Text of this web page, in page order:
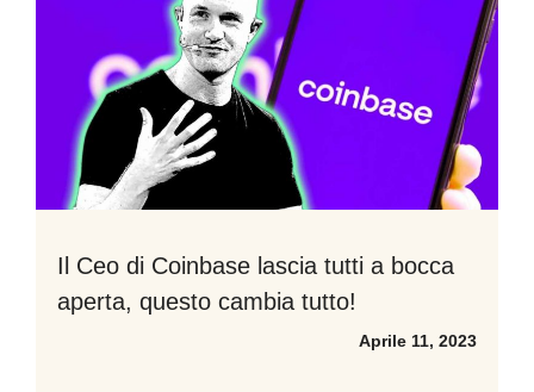
Il Ceo di Coinbase lascia tutti a bocca
aperta, questo cambia tutto!
Aprile 11, 2023